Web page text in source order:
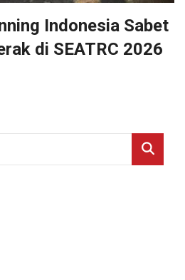
Indonesia Sabet
di SEATRC 2026